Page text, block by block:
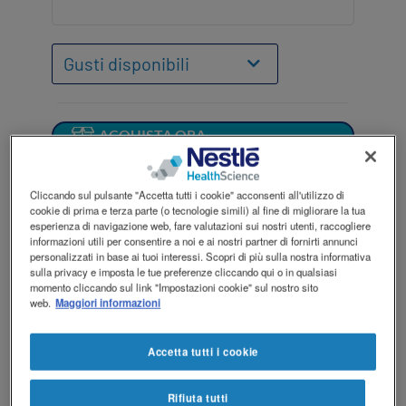
revamp
Social
revamp
Refresh è unalimento ai fini
medici speciali, ipercalorico e
normoproteico, pronto per l’uso, per la
nutrizione orale di pazienti oncologici
adulti con alterazioni del gusto associate
a radio o chemioterapia, malnutriti o a
rischio dimalnutrizione
integratore per pazienti
oncologicifornisce una sensazione di
freschezza e gradevolezza al palato che lo
ACQUISTA ORA
Cliccando sul pulsante "Accetta tutti i cookie" acconsenti all'utilizzo di
cookie di prima e terza parte (o tecnologie simili) al fine di migliorare la tua
esperienza di navigazione web, fare valutazioni sui nostri utenti, raccogliere
informazioni utili per consentire a noi e ai nostri partner di fornirti annunci
personalizzati in base ai tuoi interessi. Scopri di più sulla nostra informativa
sulla privacy e imposta le tue preferenze cliccando qui o in qualsiasi
momento cliccando sul link "Impostazioni cookie" sul nostro sito
web. Maggiori informazioni
Rifiuta tutti
Accetta tutti i cookie